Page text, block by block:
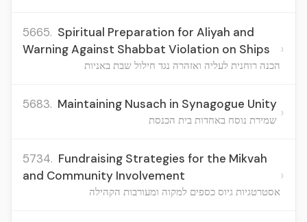
5665. Spiritual Preparation for Aliyah and
Warning Against Shabbat Violation on Ships
הכנה רוחנית לעליה ואזהרה נגד חילול שבת באניות
›
5683. Maintaining Nusach in Synagogue Unity
שמירת נוסח באחדות בית הכנסת ›
5734. Fundraising Strategies for the Mikvah
and Community Involvement
אסטרטגיות גיוס כספים למקוה ומעורבות הקהילה
›